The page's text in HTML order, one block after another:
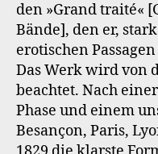
den »Grand traité«
Bände], den er,
erotischen
Das Werk wird von
beachtet. Nach
Phase und einem
Besançon, Paris,